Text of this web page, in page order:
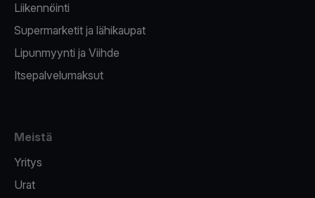
Liikennöinti
Supermarketit ja lähikaupat
Lipunmyynti ja Viihde
Itsepalvelumaksut
Meistä
Yritys
Urat